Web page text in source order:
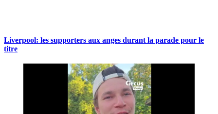
Liverpool: les supporters aux anges durant la parade pour le
titre